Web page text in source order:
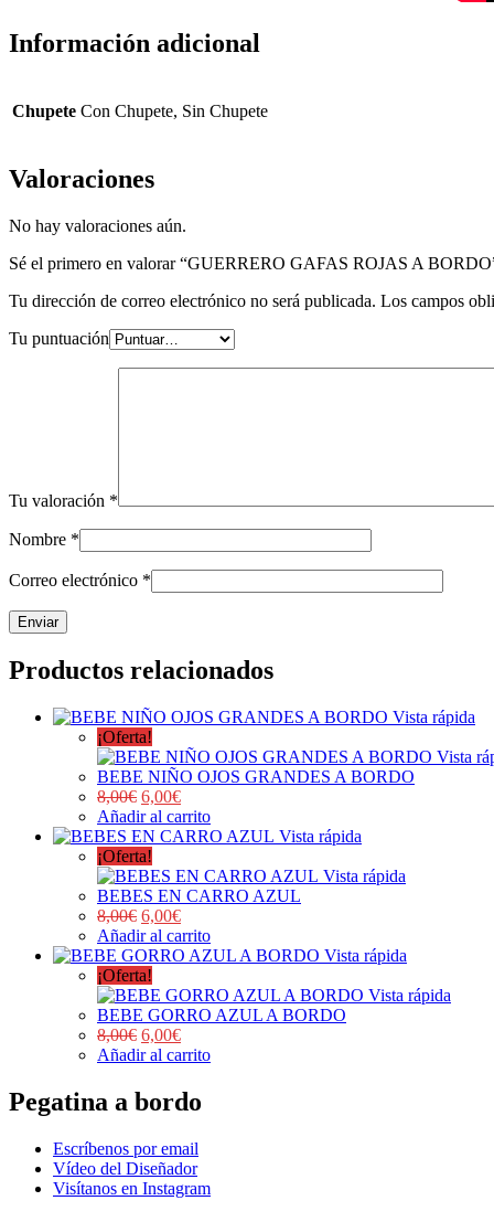
Información adicional
Chupete Con Chupete, Sin Chupete
Valoraciones
No hay valoraciones aún.
Sé el primero en valorar “GUERRERO GAFAS ROJAS A
Tu dirección de correo electrónico no será publicada. Los campos
Tu puntuación
Tu valoración *
Nombre *
Correo electrónico *
Productos relacionados
Vista rápida
¡Oferta!
Vista
BEBE NIÑO OJOS GRANDES A BORDO
8,00€ 6,00€
Añadir al carrito
Vista rápida
¡Oferta!
Vista rápida
BEBES EN CARRO AZUL
8,00€ 6,00€
Añadir al carrito
Vista rápida
¡Oferta!
Vista rápida
BEBE GORRO AZUL A BORDO
8,00€ 6,00€
Añadir al carrito
Pegatina a bordo
Escríbenos por email
Vídeo del Diseñador
Visítanos en Instagram